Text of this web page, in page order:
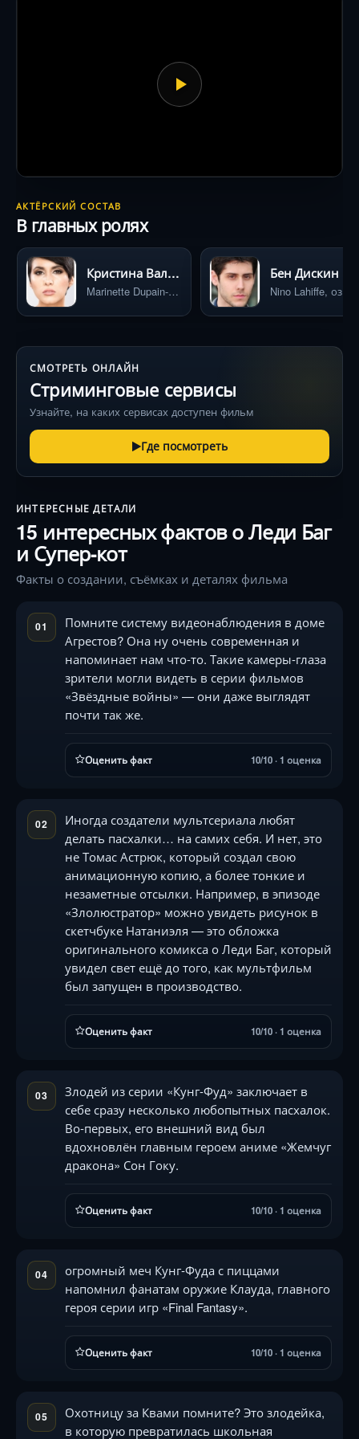
АКТЁРСКИЙ СОСТАВ
В главных ролях
Кристина Валенсуела
Marinette Dupain-Cheng / Ladybug / Marinette, озвучка
Бен Дискин
СМОТРЕТЬ ОНЛАЙН
Стриминговые сервисы
Узнайте, на каких сервисах доступен фильм
Где посмотреть
ИНТЕРЕСНЫЕ ДЕТАЛИ
15 интересных фактов о Леди Баг
и Супер-кот
Факты о создании, съёмках и деталях фильма
01
Помните систему видеонаблюдения в доме
Агрестов? Она ну очень современная и
напоминает нам что-то. Такие камеры-глаза
зрители могли видеть в серии фильмов
«Звёздные войны» — они даже выглядят
почти так же.
Оценить факт 10/10 · 1 оценка
02
Иногда создатели мультсериала любят
делать пасхалки… на самих себя. И нет, это
не Томас Астрюк, который создал свою
анимационную копию, а более тонкие и
незаметные отсылки. Например, в эпизоде
«Злолюстратор» можно увидеть рисунок в
скетчбуке Натаниэля — это обложка
оригинального комикса о Леди Баг, который
увидел свет ещё до того, как мультфильм
был запущен в производство.
Оценить факт 10/10 · 1 оценка
03
Злодей из серии «Кунг-Фуд» заключает в
себе сразу несколько любопытных пасхалок.
Во-первых, его внешний вид был
вдохновлён главным героем аниме «Жемчуг
дракона» Сон Гоку.
Оценить факт 10/10 · 1 оценка
04
огромный меч Кунг-Фуда с пиццами
напомнил фанатам оружие Клауда, главного
героя серии игр «Final Fantasy».
Оценить факт 10/10 · 1 оценка
05
Охотницу за Квами помните? Это злодейка,
в которую превратилась школьная